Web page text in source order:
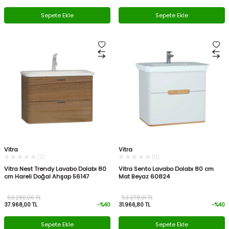
Sepete Ekle Sepete Ekle
Vitra
(0)
Vitra Nest Trendy Lavabo Dolabı 80
cm Hareli Doğal Ahşap 56147
37.968,00 TL
63.280,00TL
-%40
Sepete Ekle
Vitra
(0)
Vitra Sento Lavabo Dolabı 80 cm
Mat Beyaz 60824
31.966,80 TL
53.278,01TL
-%40
Sepete Ekle